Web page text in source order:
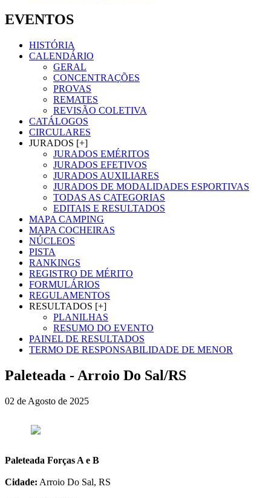
EVENTOS
HISTÓRIA
CALENDÁRIO
GERAL
CONCENTRAÇÕES
PROVAS
REMATES
REVISÃO COLETIVA
CATÁLOGOS
CIRCULARES
JURADOS [+]
JURADOS EMÉRITOS
JURADOS EFETIVOS
JURADOS AUXILIARES
JURADOS DE MODALIDADES ESPORTIVAS
TODAS AS CATEGORIAS
EDITAIS E RESULTADOS
MAPA CAMPING
MAPA COCHEIRAS
NÚCLEOS
PISTA
RANKINGS
REGISTRO DE MÉRITO
FORMULÁRIOS
REGULAMENTOS
RESULTADOS [+]
PLANILHAS
RESUMO DO EVENTO
PAINEL DE RESULTADOS
TERMO DE RESPONSABILIDADE DE MENOR
Paleteada - Arroio Do Sal/RS
02 de Agosto de 2025
Paleteada Forças A e B
Cidade: Arroio Do Sal, RS